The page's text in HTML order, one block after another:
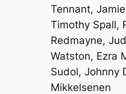
Tennant,
Timothy Spall,
Redmayne,
Watston, Ezra
Sudol, Johnny
Mikkelsenen